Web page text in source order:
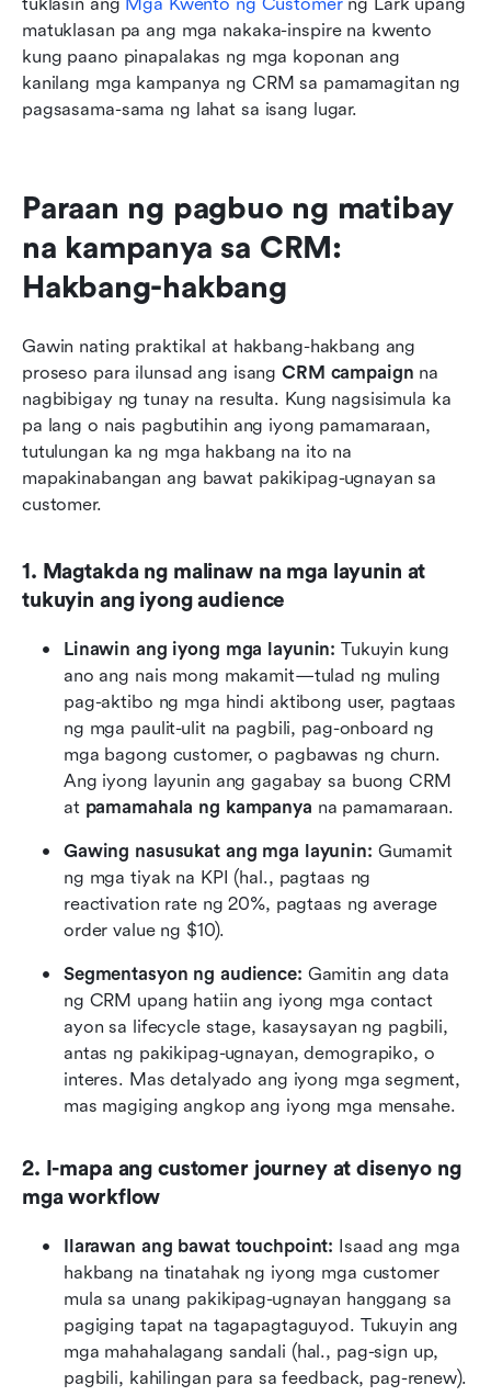
tuklasin ang Mga Kwento ng Customer ng Lark upang
matuklasan pa ang mga nakaka-inspire na kwento
kung paano pinapalakas ng mga koponan ang
kanilang mga kampanya ng CRM sa pamamagitan ng
pagsasama-sama ng lahat sa isang lugar.
Paraan ng pagbuo ng matibay
na kampanya sa CRM:
Hakbang-hakbang
Gawin nating praktikal at hakbang-hakbang ang
proseso para ilunsad ang isang CRM campaign na
nagbibigay ng tunay na resulta. Kung nagsisimula ka
pa lang o nais pagbutihin ang iyong pamamaraan,
tutulungan ka ng mga hakbang na ito na
mapakinabangan ang bawat pakikipag-ugnayan sa
customer.
1. Magtakda ng malinaw na mga layunin at
tukuyin ang iyong audience
Linawin ang iyong mga layunin: Tukuyin kung
ano ang nais mong makamit—tulad ng muling
pag-aktibo ng mga hindi aktibong user, pagtaas
ng mga paulit-ulit na pagbili, pag-onboard ng
mga bagong customer, o pagbawas ng churn.
Ang iyong layunin ang gagabay sa buong CRM
at pamamahala ng kampanya na pamamaraan.
Gawing nasusukat ang mga layunin: Gumamit
ng mga tiyak na KPI (hal., pagtaas ng
reactivation rate ng 20%, pagtaas ng average
order value ng $10).
Segmentasyon ng audience: Gamitin ang data
ng CRM upang hatiin ang iyong mga contact
ayon sa lifecycle stage, kasaysayan ng pagbili,
antas ng pakikipag-ugnayan, demograpiko, o
interes. Mas detalyado ang iyong mga segment,
mas magiging angkop ang iyong mga mensahe.
2. I-mapa ang customer journey at disenyo ng
mga workflow
Ilarawan ang bawat touchpoint: Isaad ang mga
hakbang na tinatahak ng iyong mga customer
mula sa unang pakikipag-ugnayan hanggang sa
pagiging tapat na tagapagtaguyod. Tukuyin ang
mga mahahalagang sandali (hal., pag-sign up,
pagbili, kahilingan para sa feedback, pag-renew).